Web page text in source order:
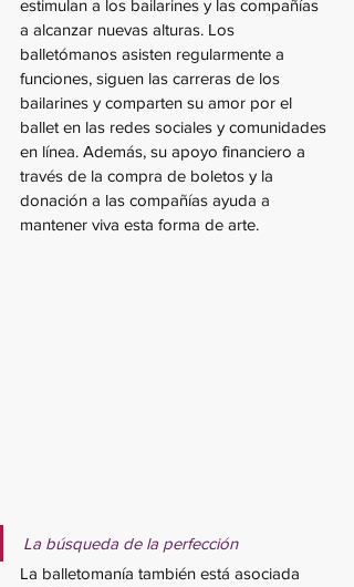
estimulan a los bailarines y las compañías
a alcanzar nuevas alturas. Los
balletómanos asisten regularmente a
funciones, siguen las carreras de los
bailarines y comparten su amor por el
ballet en las redes sociales y comunidades
en línea. Además, su apoyo financiero a
través de la compra de boletos y la
donación a las compañías ayuda a
mantener viva esta forma de arte.
La búsqueda de la perfección
La balletomanía también está asociada